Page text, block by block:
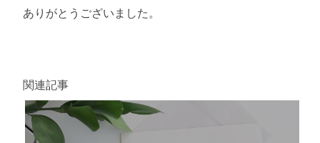
ありがとうございました。
関連記事